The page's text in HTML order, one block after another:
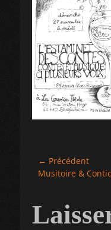
Navigation
de
← Précédent
Article
Musitoire &